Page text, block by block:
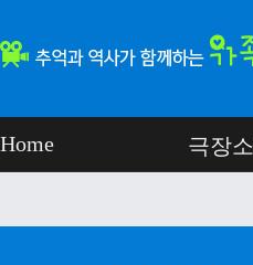
Home 극장